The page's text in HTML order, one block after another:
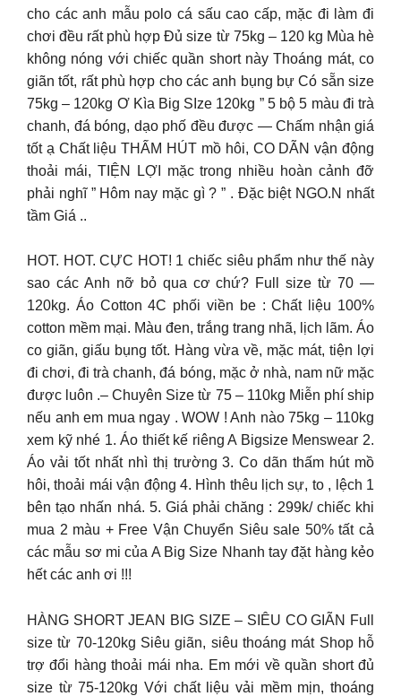
cho các anh mẫu polo cá sấu cao cấp, mặc đi làm đi
chơi đều rất phù hợp Đủ size từ 75kg – 120 kg Mùa hè
không nóng với chiếc quần short này Thoáng mát, co
giãn tốt, rất phù hợp cho các anh bụng bự Có sẵn size
75kg – 120kg Ơ Kìa Big SIze 120kg ” 5 bộ 5 màu đi trà
chanh, đá bóng, dạo phố đều được — Chấm nhận giá
tốt ạ Chất liệu THẤM HÚT mồ hôi, CO DÃN vận động
thoải mái, TIỆN LỢI mặc trong nhiều hoàn cảnh đỡ
phải nghĩ ” Hôm nay mặc gì ? ” . Đặc biệt NGO.N nhất
tầm Giá ..
HOT. HOT. CỰC HOT! 1 chiếc siêu phẩm như thế này
sao các Anh nỡ bỏ qua cơ chứ? Full size từ 70 —
120kg. Áo Cotton 4C phối viền be : Chất liệu 100%
cotton mềm mại. Màu đen, trắng trang nhã, lịch lãm. Áo
co giãn, giấu bụng tốt. Hàng vừa về, mặc mát, tiện lợi
đi chơi, đi trà chanh, đá bóng, mặc ở nhà, nam nữ mặc
được luôn .– Chuyên Size từ 75 – 110kg Miễn phí ship
nếu anh em mua ngay . WOW ! Anh nào 75kg – 110kg
xem kỹ nhé 1. Áo thiết kế riêng A Bigsize Menswear 2.
Áo vải tốt nhất nhì thị trường 3. Co dãn thấm hút mồ
hôi, thoải mái vận động 4. Hình thêu lịch sự, to , lệch 1
bên tạo nhấn nhá. 5. Giá phải chăng : 299k/ chiếc khi
mua 2 màu + Free Vận Chuyển Siêu sale 50% tất cả
các mẫu sơ mi của A Big Size Nhanh tay đặt hàng kẻo
hết các anh ơi !!!
HÀNG SHORT JEAN BIG SIZE – SIÊU CO GIÃN Full
size từ 70-120kg Siêu giãn, siêu thoáng mát Shop hỗ
trợ đổi hàng thoải mái nha. Em mới về quần short đủ
size từ 75-120kg Với chất liệu vải mềm mịn, thoáng